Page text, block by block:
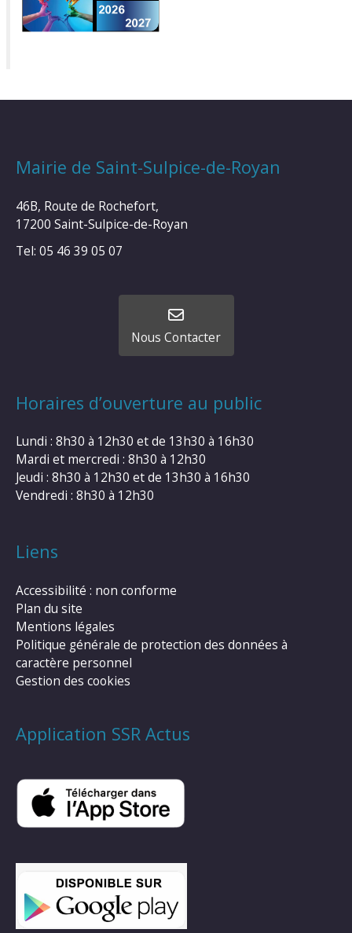
Mairie de Saint-Sulpice-de-Royan
46B, Route de Rochefort,
17200 Saint-Sulpice-de-Royan
Tel: 05 46 39 05 07
Nous Contacter
Horaires d’ouverture au public
Lundi : 8h30 à 12h30 et de 13h30 à 16h30
Mardi et mercredi : 8h30 à 12h30
Jeudi : 8h30 à 12h30 et de 13h30 à 16h30
Vendredi : 8h30 à 12h30
Liens
Accessibilité : non conforme
Plan du site
Mentions légales
Politique générale de protection des données à
caractère personnel
Gestion des cookies
Application SSR Actus